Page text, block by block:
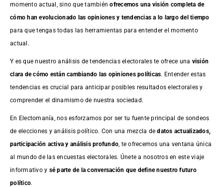
momento actual, sino que tambiénofrecemos una visión completa de
cómo han evolucionado las opiniones y tendencias a lo largo del tiempo
para que tengas todas las herramientas para entender el momento
actual.
Y es que nuestro análisis de tendencias electorales te ofrece una visión
clara de cómo están cambiando las opiniones políticas. Entender estas
tendencias es crucial para anticipar posibles resultados electorales y
comprender el dinamismo de nuestra sociedad.
En Electomanía, nos esforzamos por ser tu fuente principal de sondeos
de elecciones y análisis político. Con una mezcla dedatos actualizados,
participación activa y análisis profundo , te ofrecemos una ventana única
al mundo de las encuestas electorales. Únete a nosotros en este viaje
informativo y sé parte de la conversación que define nuestro futuro
político.